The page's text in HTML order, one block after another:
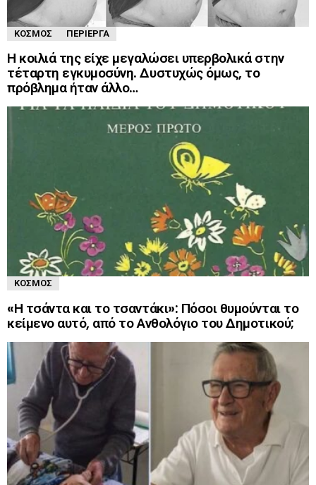
ΚΌΣΜΟΣ ΠΕΡΊΕΡΓΑ
Η κοιλιά της είχε μεγαλώσει υπερβολικά στην
τέταρτη εγκυμοσύνη. Δυστυχώς όμως, το
πρόβλημα ήταν άλλο…
ΚΌΣΜΟΣ
«Η τσάντα και το τσαντάκι»: Πόσοι θυμούνται το
κείμενο αυτό, από το Ανθολόγιο του Δημοτικού;